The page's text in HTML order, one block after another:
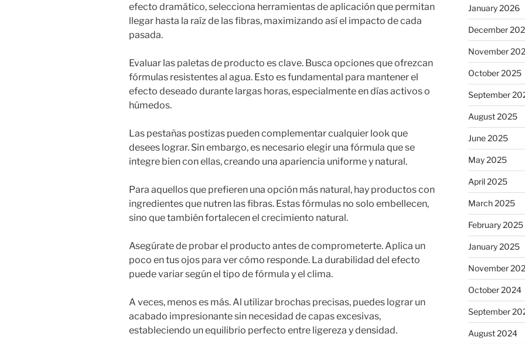
efecto dramático, selecciona herramientas de aplicación que permitan
llegar hasta la raíz de las fibras, maximizando así el impacto de cada
pasada.
Evaluar las paletas de producto es clave. Busca opciones que ofrezcan
fórmulas resistentes al agua. Esto es fundamental para mantener el
efecto deseado durante largas horas, especialmente en días activos o
húmedos.
Las pestañas postizas pueden complementar cualquier look que
desees lograr. Sin embargo, es necesario elegir una fórmula que se
integre bien con ellas, creando una apariencia uniforme y natural.
Para aquellos que prefieren una opción más natural, hay productos con
ingredientes que nutren las fibras. Estas fórmulas no solo embellecen,
sino que también fortalecen el crecimiento natural.
Asegúrate de probar el producto antes de comprometerte. Aplica un
poco en tus ojos para ver cómo responde. La durabilidad del efecto
puede variar según el tipo de fórmula y el clima.
A veces, menos es más. Al utilizar brochas precisas, puedes lograr un
acabado impresionante sin necesidad de capas excesivas,
estableciendo un equilibrio perfecto entre ligereza y densidad.
January 2026
December
November
October 2025
September
August 2025
June 2025
May 2025
April 2025
March 2025
February 2025
January 2025
November
October 2024
September
August 2024